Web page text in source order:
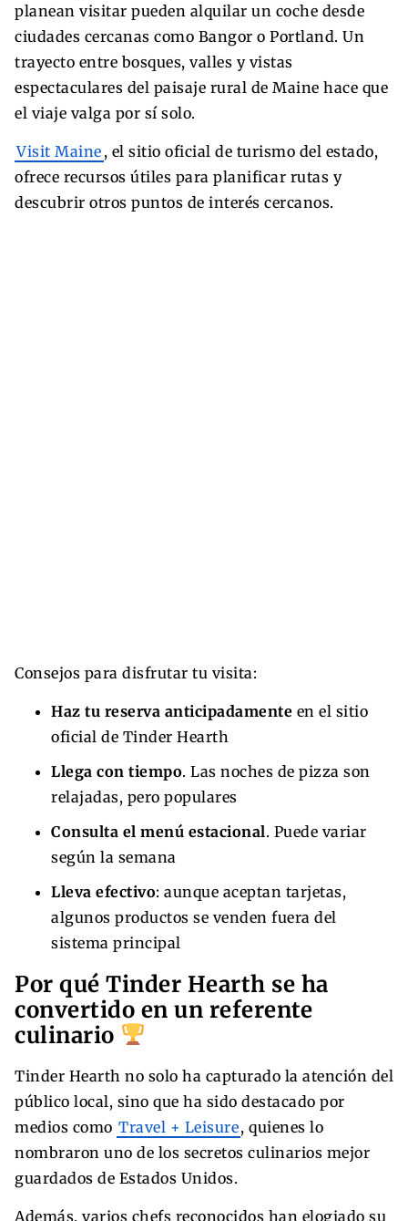
planean visitar pueden alquilar un coche desde
ciudades cercanas como Bangor o Portland. Un
trayecto entre bosques, valles y vistas
espectaculares del paisaje rural de Maine hace que
el viaje valga por sí solo.
Visit Maine , el sitio oficial de turismo del estado,
ofrece recursos útiles para planificar rutas y
descubrir otros puntos de interés cercanos.
Consejos para disfrutar tu visita:
Haz tu reserva anticipadamente en el sitio
oficial de Tinder Hearth
Llega con tiempo. Las noches de pizza son
relajadas, pero populares
Consulta el menú estacional. Puede variar
según la semana
Lleva efectivo: aunque aceptan tarjetas,
algunos productos se venden fuera del
sistema principal
Por qué Tinder Hearth se ha
convertido en un referente
culinario
Tinder Hearth no solo ha capturado la atención del
público local, sino que ha sido destacado por
medios como Travel + Leisure, quienes lo
nombraron uno de los secretos culinarios mejor
guardados de Estados Unidos.
Además, varios chefs reconocidos han elogiado su